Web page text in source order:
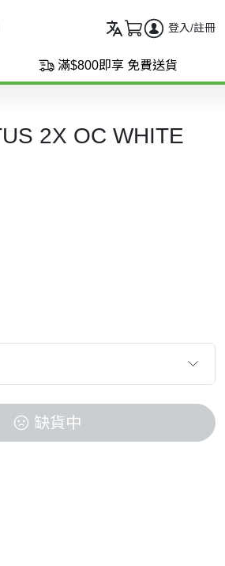
登入/註冊
滿$800即享 免費送貨
2X OC WHITE
缺貨中